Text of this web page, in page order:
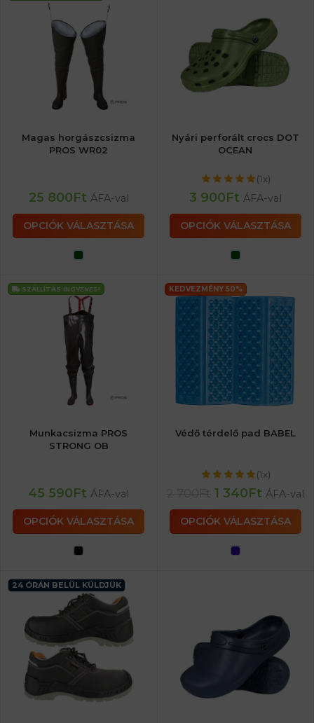
Magas horgászcsizma
PROS WR02
25 800Ft ÁFA-val
OPCIÓK VÁLASZTÁSA
Nyári perforált crocs DOT
OCEAN
(1x)
3 900Ft ÁFA-val
OPCIÓK VÁLASZTÁSA
SZÁLLÍTÁS INGYENES!
Munkacsizma PROS
STRONG OB
45 590Ft ÁFA-val
OPCIÓK VÁLASZTÁSA
KEDVEZMÉNY 50%
Védő térdelő pad BABEL
(1x)
1 340Ft ÁFA-val
OPCIÓK VÁLASZTÁSA
24 ÓRÁN BELÜL KÜLDJÜK